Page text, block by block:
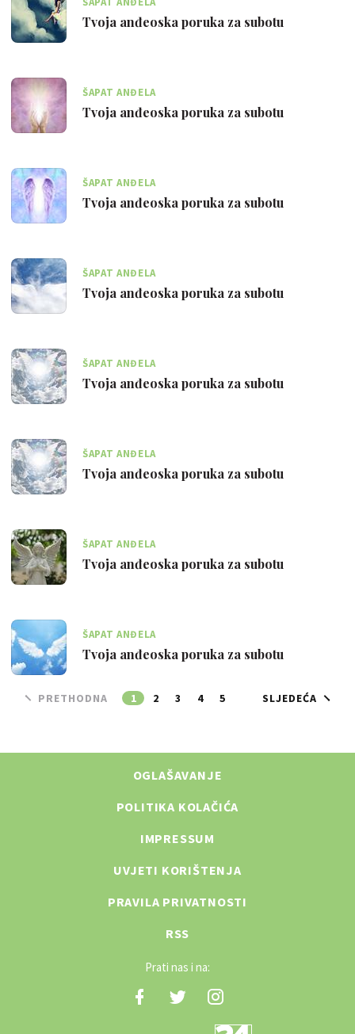
Tvoja anđeoska poruka za subotu
ŠAPAT ANĐELA
Tvoja anđeoska poruka za subotu
ŠAPAT ANĐELA
Tvoja anđeoska poruka za subotu
ŠAPAT ANĐELA
Tvoja anđeoska poruka za subotu
ŠAPAT ANĐELA
Tvoja anđeoska poruka za subotu
ŠAPAT ANĐELA
Tvoja anđeoska poruka za subotu
ŠAPAT ANĐELA
Tvoja anđeoska poruka za subotu
ŠAPAT ANĐELA
Tvoja anđeoska poruka za subotu
PRETHODNA 1 2 3 4 5 SLJEDEĆA
OGLAŠAVANJE
POLITIKA KOLAČIĆA
IMPRESSUM
UVJETI KORIŠTENJA
PRAVILA PRIVATNOSTI
RSS
Prati nas i na: